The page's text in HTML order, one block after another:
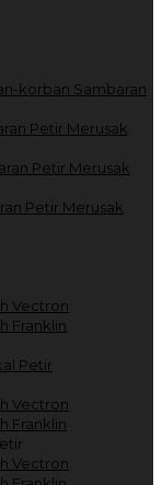
korban Sambaran
Petir Merusak
Petir Merusak
Petir Merusak
Vectron
Franklin
Petir
Vectron
Franklin
Vectron